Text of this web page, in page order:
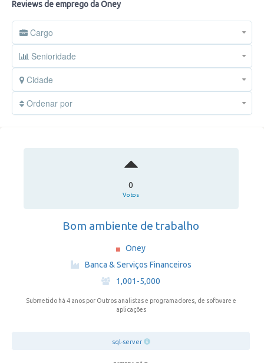
Reviews de emprego da Oney
Cargo
Senioridade
Cidade
Ordenar por
0
Votos
Bom ambiente de trabalho
Oney
Banca & Serviços Financeiros
·
1,001-5,000
Submetido há 4 anos por Outros analistas e programadores, de software e
aplicações
sql-server